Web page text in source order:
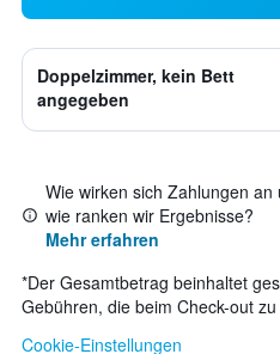
Doppelzimmer, kein Bett
angegeben
Wie wirken sich Zahlungen
wie ranken wir Ergebnisse?
Mehr erfahren
*Der Gesamtbetrag beinhaltet
Gebühren, die beim Check-out
Cookie-Einstellungen